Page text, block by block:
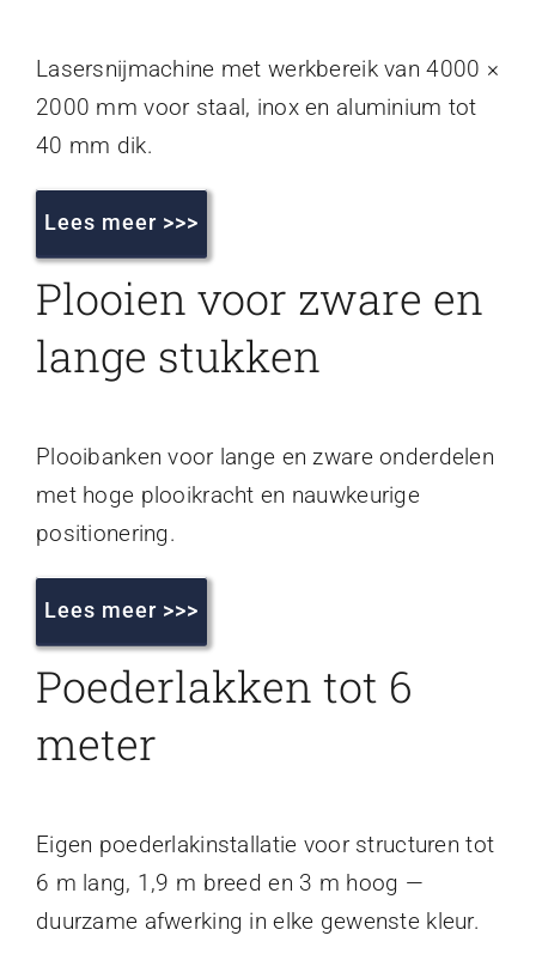
Lasersnijmachine met werkbereik van 4000 ×
2000 mm voor staal, inox en aluminium tot
40 mm dik.
Lees meer >>>
Plooien voor zware en
lange stukken
Plooibanken voor lange en zware onderdelen
met hoge plooikracht en nauwkeurige
positionering.
Lees meer >>>
Poederlakken tot 6
meter
Eigen poederlakinstallatie voor structuren tot
6 m lang, 1,9 m breed en 3 m hoog —
duurzame afwerking in elke gewenste kleur.